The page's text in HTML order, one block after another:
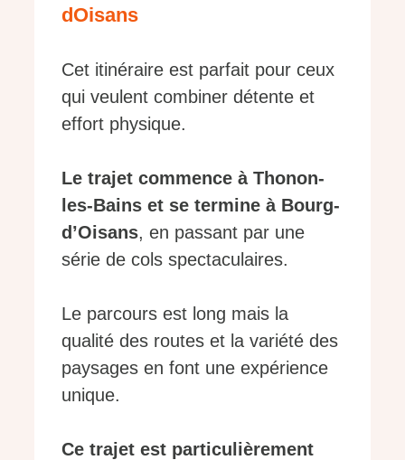
dOisans
Cet itinéraire est parfait pour ceux
qui veulent combiner détente et
effort physique.
Le trajet commence à Thonon-
les-Bains et se termine à Bourg-
d’Oisans, en passant par une
série de cols spectaculaires.
Le parcours est long mais la
qualité des routes et la variété des
paysages en font une expérience
unique.
Ce trajet est particulièrement